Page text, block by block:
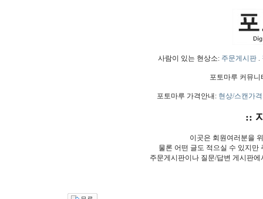
사람이 있는 현상소: 주문게시판.
포토마루 커뮤
포토마루 가격안내: 현상/스캔가격
::
이곳은 회원여러분을
물론 어떤 글도 적으실 수 있지만
주문게시판이나 질문/답변 게시판